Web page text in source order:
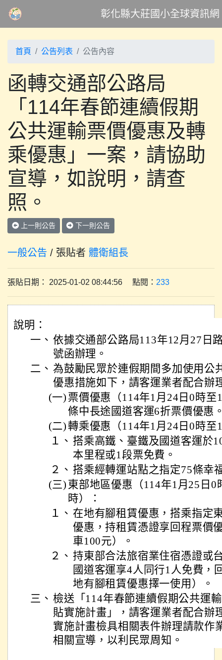
彰化縣大莊國小全球資訊網
首頁 公告列表 公告內容
函轉交通部公路局
「114年春節連續假期
公共運輸票價優惠及轉
乘優惠」一案，請協助
宣導，如說明，請查
照。
上一則公告 下一則公告
一般公告 / 張貼者 體衛組長
張貼日期： 2025-01-02 08:44:56 點閱： 233
說明：
一、 依據交通部公路局113年12月27日
號函辦理。
二、 為鼓勵民眾於連假期間多加使用公
優惠措施如下，請客運業者配合辦
(一) 票價優惠（114年1月24日0時至
條中長途國道客運6折票價優惠
(二)轉乘優惠（114年1月24日0時至
１、 搭乘高鐵、臺鐵及國道客運於
本里程或1段票免費。
２、 搭乘經轉運站點之指定75條幸
(三) 東部地區優惠（114年1月25日0
時）：
１、 在地有腳租賃優惠，搭乘指定
優惠，持租賃憑證享回程票價
車100元）。
２、 持東部合法旅宿業住宿憑證或
國道客運享4人同行1人免費，
地有腳租賃優惠擇一使用）。
三、 檢送「114年春節連續假期公共運
貼實施計畫」，請客運業者配合辦
實施計畫檢具相關表件辦理請款作
相關宣導，以利民眾周知。